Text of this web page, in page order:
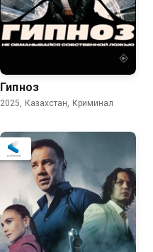
Гипноз
2025, Казахстан, Криминал